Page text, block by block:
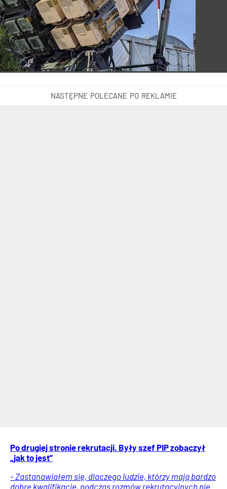
Po drugiej stronie rekrutacji. Były szef PIP zobaczył
„jak to jest”
- Zastanawiałem się, dlaczego ludzie, którzy mają bardzo
dobre kwalifikacje, podczas rozmów rekrutacyjnych nie